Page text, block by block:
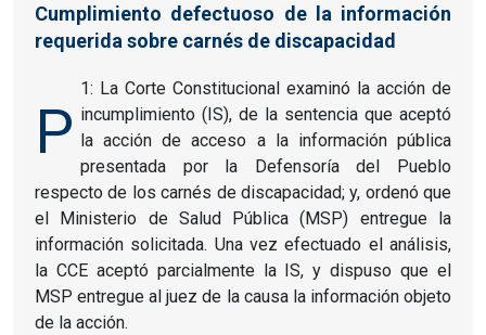
Cumplimiento defectuoso de la información
requerida sobre carnés de discapacidad
P
1: La Corte Constitucional examinó la acción de
incumplimiento (IS), de la sentencia que aceptó
la acción de acceso a la información pública
presentada por la Defensoría del Pueblo
respecto de los carnés de discapacidad; y, ordenó que
el Ministerio de Salud Pública (MSP) entregue la
información solicitada. Una vez efectuado el análisis,
la CCE aceptó parcialmente la IS, y dispuso que el
MSP entregue al juez de la causa la información objeto
de la acción.